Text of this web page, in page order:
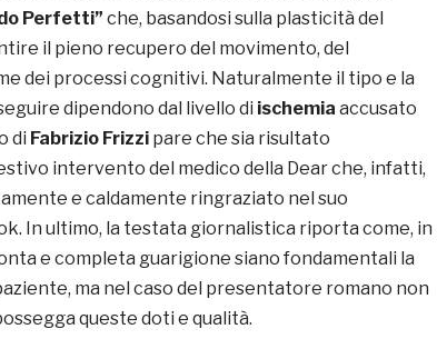
Perfetti” che, basandosi sulla plasticità del
il pieno recupero del movimento, del
dei processi cognitivi. Naturalmente il tipo e la
dipendono dal livello di ischemia accusato
di Fabrizio Frizzi pare che sia risultato
intervento del medico della Dear che, infatti,
e caldamente ringraziato nel suo
In ultimo, la testata giornalistica riporta come, in
e completa guarigione siano fondamentali la
ma nel caso del presentatore romano non
queste doti e qualità.